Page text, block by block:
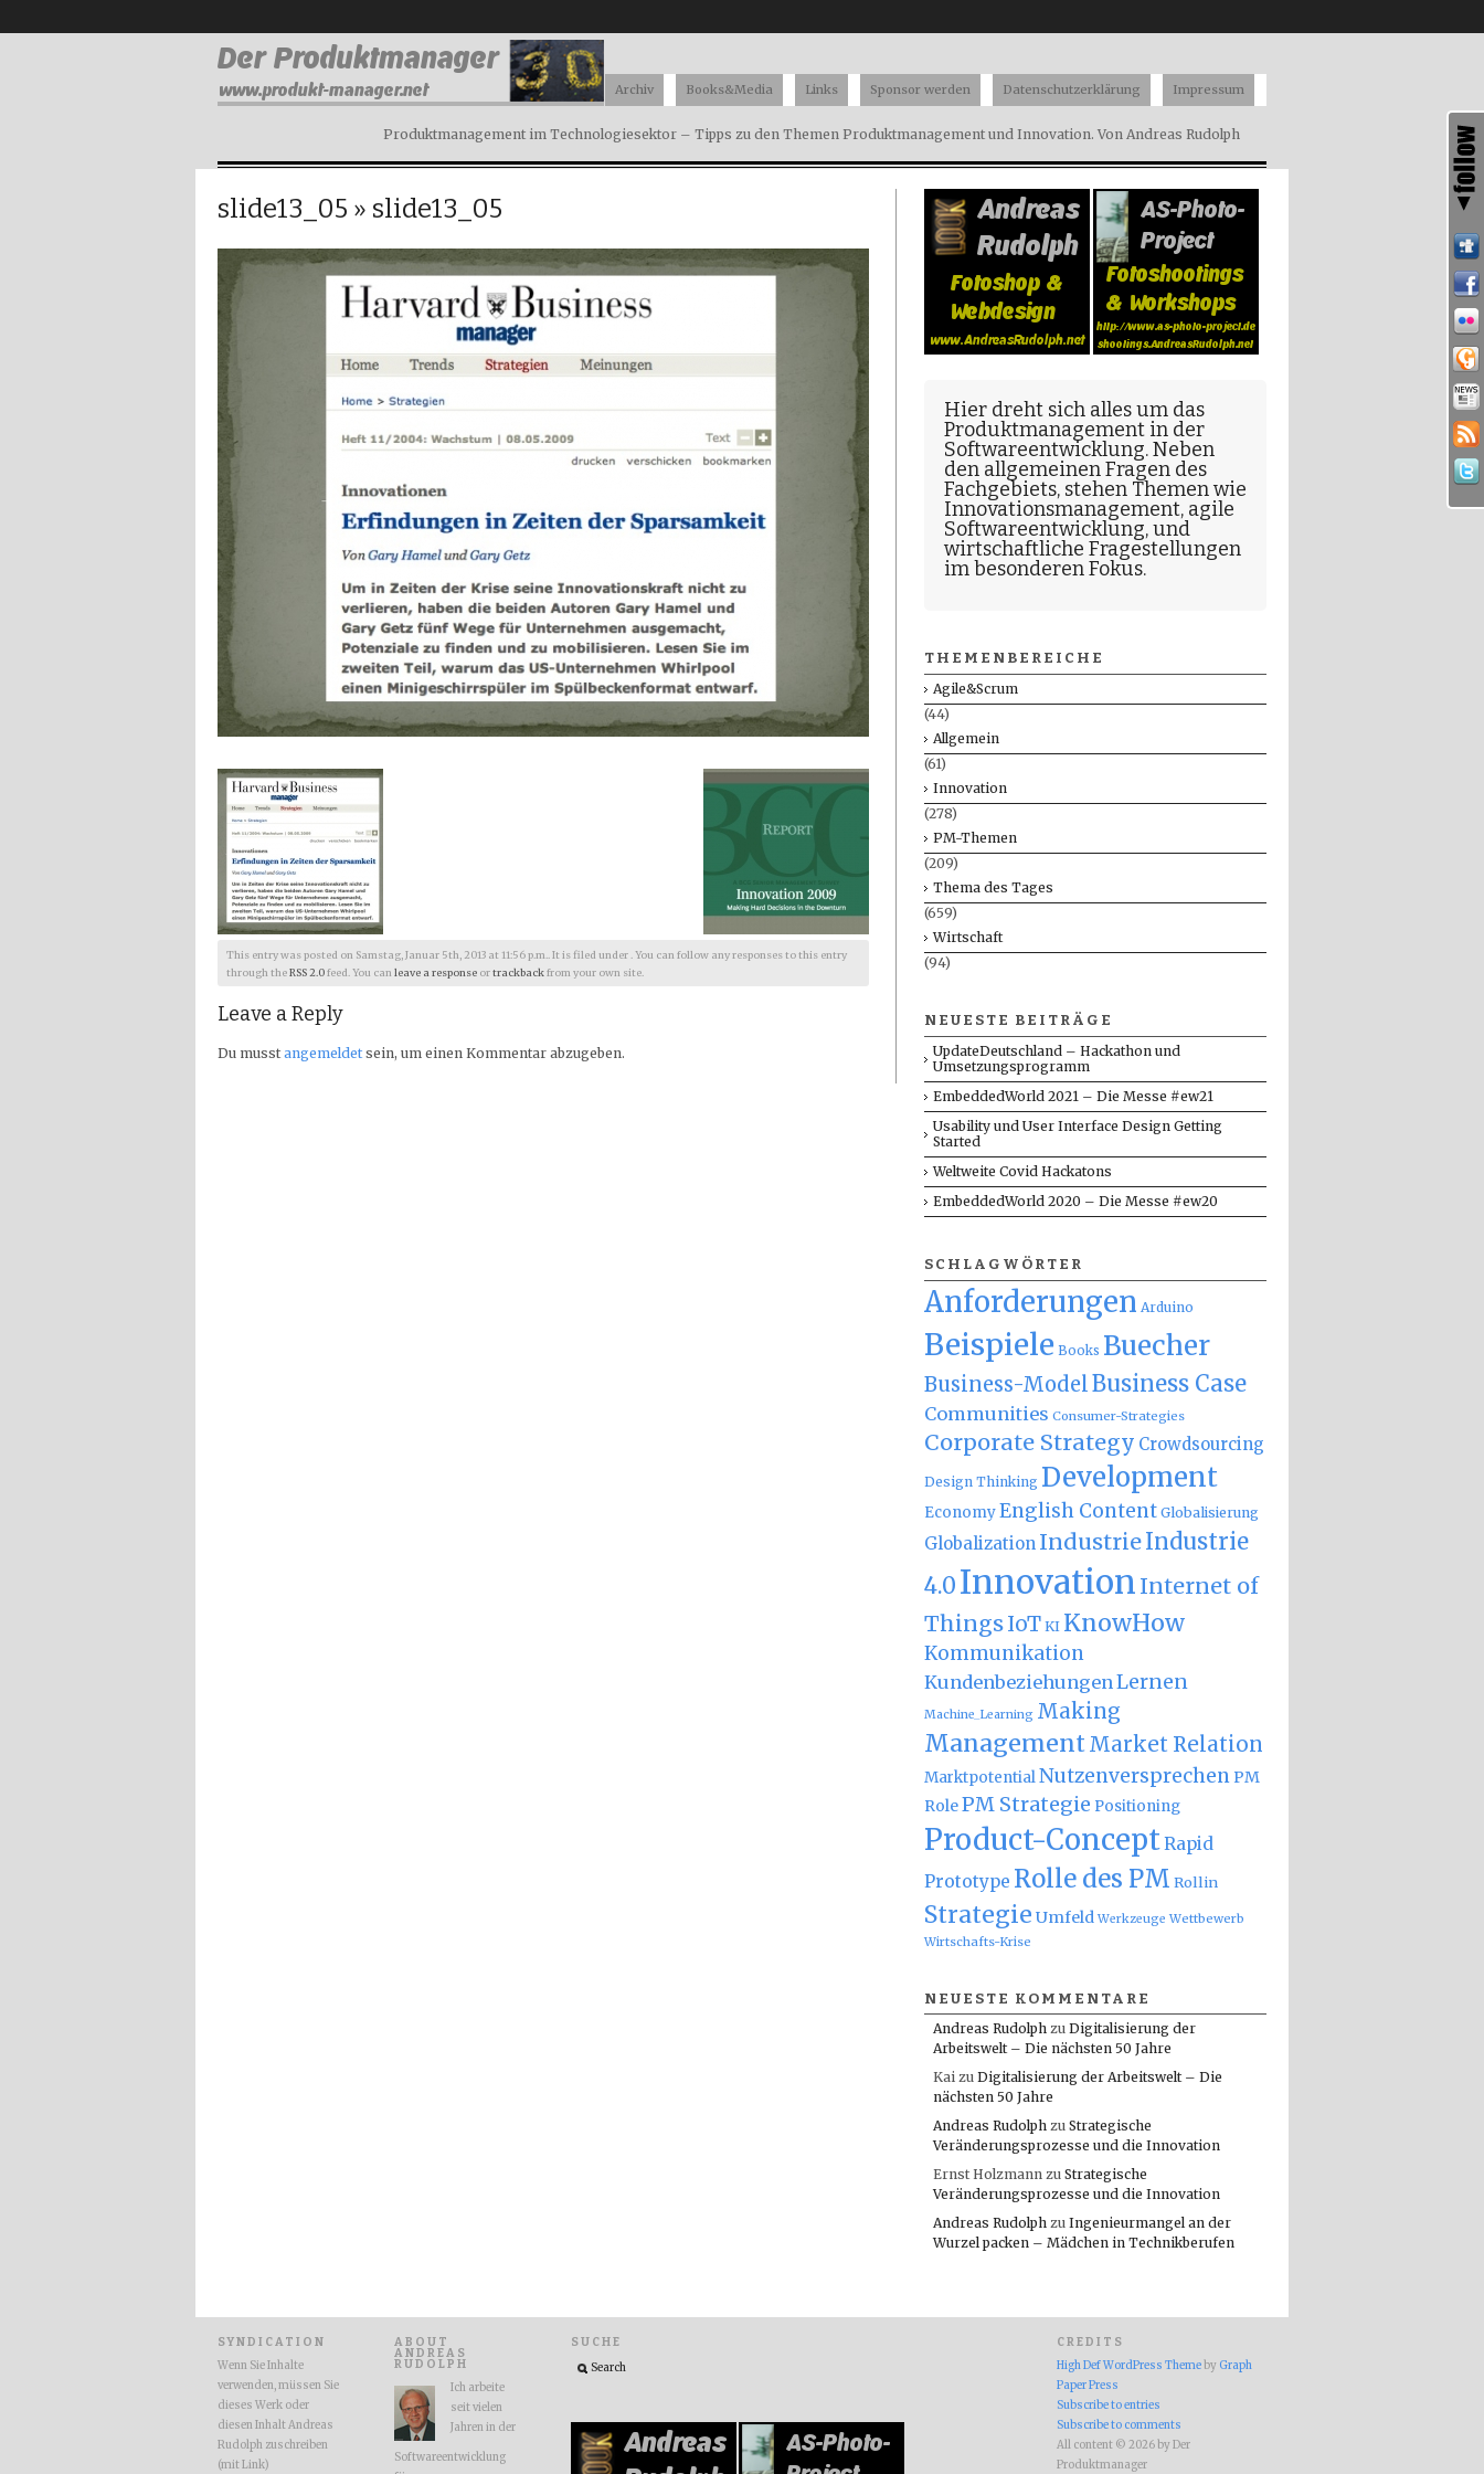
Produktmanagement im Technologiesektor – Tipps zu den Themen Produktmanagement und Innovation. Von Andreas Rudolph
Archiv Books&Media Links Sponsor werden Datenschutzerklärung Impressum
slide13_05 » slide13_05
This entry was posted on Samstag, Januar 5th, 2013 at 11:56 p.m.. It is filed under . You can follow any responses to this entry
through theRSS 2.0feed. You can leave a response ortrackbackfrom your own site.
Leave a Reply
Du musstangemeldetsein, um einen Kommentar abzugeben.
Hier dreht sich alles um das
Produktmanagement in der
Softwareentwicklung. Neben
den allgemeinen Fragen des
Fachgebiets, stehen Themen wie
Innovationsmanagement, agile
Softwareentwicklung, und
wirtschaftliche Fragestellungen
im besonderen Fokus.
THEMENBEREICHE
Agile&Scrum
(44)
Allgemein
(61)
Innovation
(278)
PM-Themen
(209)
Thema des Tages
(659)
Wirtschaft
(94)
NEUESTE BEITRÄGE
UpdateDeutschland – Hackathon und
Umsetzungsprogramm
EmbeddedWorld 2021 – Die Messe #ew21
Usability und User Interface Design Getting
Started
Weltweite Covid Hackatons
EmbeddedWorld 2020 – Die Messe #ew20
SCHLAGWÖRTER
Anforderungen Arduino
Beispiele Books Buecher
Business-Model Business Case
Communities Consumer-Strategies
Corporate Strategy Crowdsourcing
Design Thinking Development
EconomyEnglish Content Globalisierung
Globalization IndustrieIndustrie
4.0Innovation Internet of
ThingsIoT KI KnowHow
Kommunikation
Kundenbeziehungen Lernen
Machine_Learning Making
Management Market Relation
MarktpotentialNutzenversprechen PM
RolePM Strategie Positioning
Product-ConceptRapid
Prototype Rolle des PM Rollin
Strategie Umfeld Werkzeuge Wettbewerb
Wirtschafts-Krise
NEUESTE KOMMENTARE
Andreas Rudolph zu Digitalisierung der
Arbeitswelt – Die nächsten 50 Jahre
Kai zu Digitalisierung der Arbeitswelt – Die
nächsten 50 Jahre
Andreas Rudolph zu Strategische
Veränderungsprozesse und die Innovation
Ernst Holzmann zu Strategische
Veränderungsprozesse und die Innovation
Andreas Rudolph zu Ingenieurmangel an der
Wurzel packen – Mädchen in Technikberufen
SYNDICATION
Wenn Sie Inhalte
verwenden, müssen Sie
dieses Werk oder
diesen Inhalt Andreas
Rudolph zuschreiben
(mit Link)
ABOUT
ANDREAS
RUDOLPH
Ich arbeite
seit vielen
Jahren in der
Softwareentwicklung
SUCHE CREDITS
High Def WordPress Theme by Graph
Paper Press
Subscribe to entries
Subscribe to comments
All content © 2026 by Der
Produktmanager